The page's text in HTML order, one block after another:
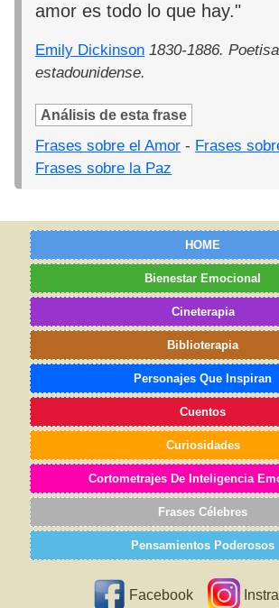
amor es todo lo que hay."
Emily Dickinson 1830-1886. Poetisa
estadounidense.
Análisis de esta frase
Frases sobre el Amor - Frases
Frases sobre la Paz
HOME
Bienestar Emocional
Cineterapia
Biblioterapia
Personajes Que Inspiran
Cuentos
Curiosidades
Cortometrajes De Inteligencia
Frases Célebres
Pensamientos Poderosos
Facebook